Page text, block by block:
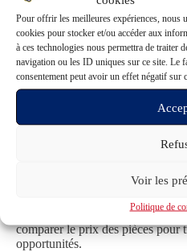
Pour offrir les meilleures expériences, nous
cookies pour stocker et/ou accéder aux
à ces technologies nous permettra de traiter
navigation ou les ID uniques sur ce site. Le
consentement peut avoir un effet négatif sur
Voir les
Politique de
évidemment un peu
surveiller le cours de l’or et de
baissent ainsi que les primes, il
comparer le prix des pièces pour
opportunités.